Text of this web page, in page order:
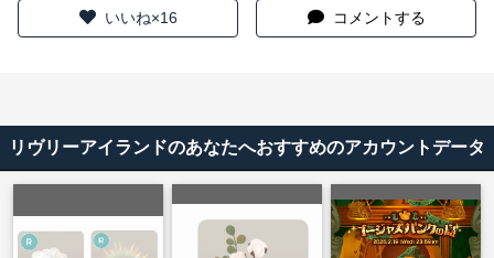
いいね×16 コメントする
リヴリーアイランドのあなたへおすすめのアカウントデータ